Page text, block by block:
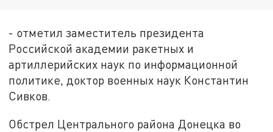
- отметил заместитель президента
Российской академии ракетных и
артиллерийских наук по информационной
политике, доктор военных наук Константин
Сивков.
Обстрел Центрального района Донецка во